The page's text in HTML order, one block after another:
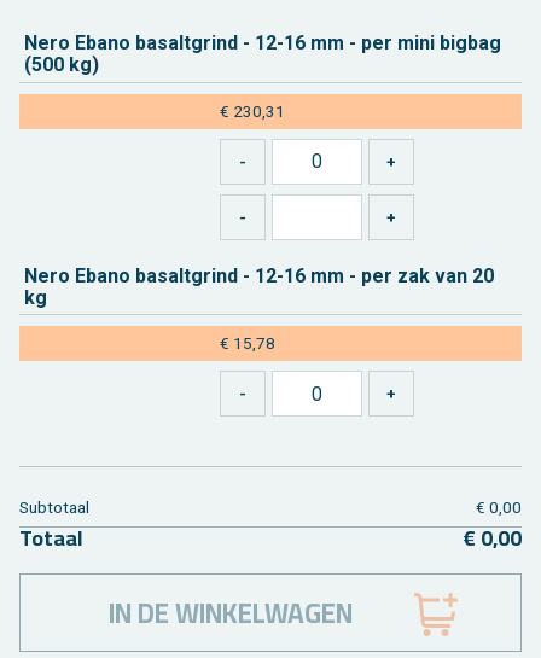
Nero Ebano ba­salt­grind - 12-16 mm - per mini big­bag
(500 kg)
€ 230,31
Nero Ebano ba­salt­grind - 12-16 mm - per zak van 20
kg
€ 15,78
Sub­to­taal € 0,00
To­taal € 0,00
IN DE WINKELWAGEN